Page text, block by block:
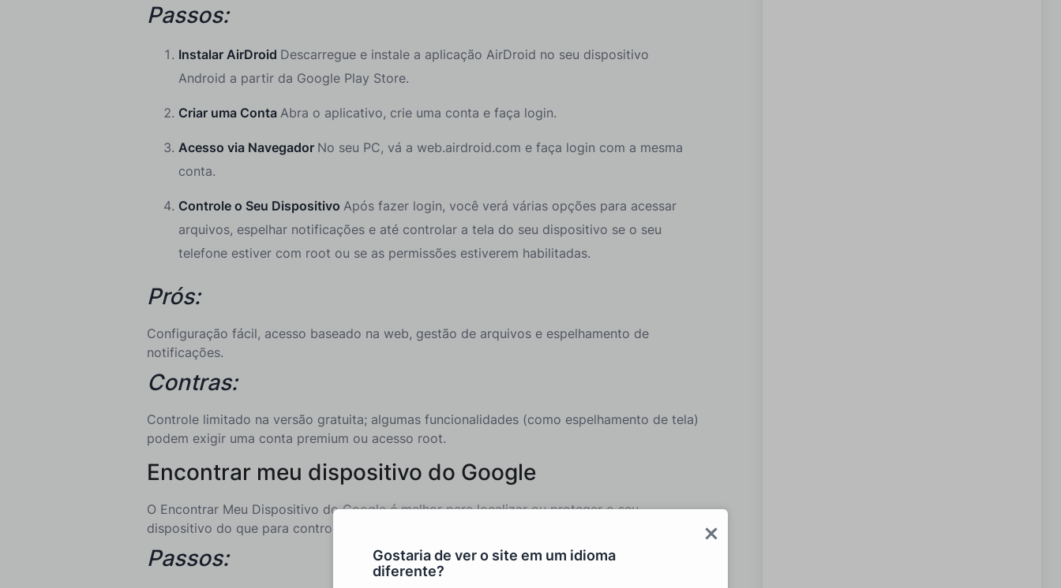
Gostaria de ver o site em um idioma
diferente?
Passos:
Instalar AirDroid Descarregue e instale a aplicação AirDroid no seu dispositivo
Android a partir da Google Play Store.
Criar uma Conta Abra o aplicativo, crie uma conta e faça login.
Acesso via Navegador No seu PC, vá a web.airdroid.com e faça login com a mesma
conta.
Controle o Seu Dispositivo Após fazer login, você verá várias opções para acessar
arquivos, espelhar notificações e até controlar a tela do seu dispositivo se o seu
telefone estiver com root ou se as permissões estiverem habilitadas.
Prós:
Configuração fácil, acesso baseado na web, gestão de arquivos e espelhamento de
notificações.
Contras:
Controle limitado na versão gratuita; algumas funcionalidades (como espelhamento de tela)
podem exigir uma conta premium ou acesso root.
Encontrar meu dispositivo do Google
O Encontrar Meu Dispositivo do Google é melhor para localizar ou proteger o seu
dispositivo do que para controlá-lo totalmente.
Passos: